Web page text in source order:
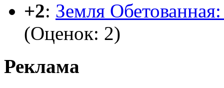
+2: Земля
(Оценок: 2)
Реклама